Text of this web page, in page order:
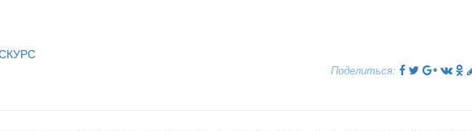
Поделиться: